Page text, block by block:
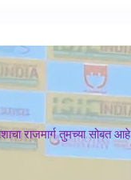
राजमार्ग तुमच्या सोबत आहे